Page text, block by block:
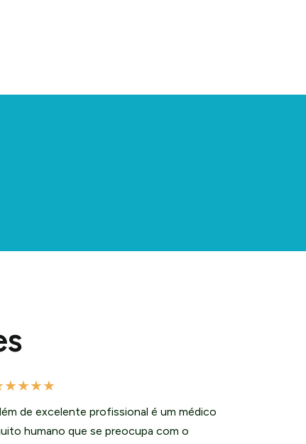
★★★★
de excelente profissional é um médico
humano que se preocupa com o